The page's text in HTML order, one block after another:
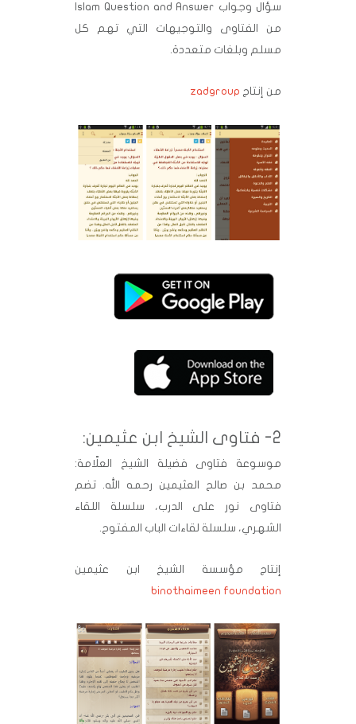
سؤال وجواب Islam Question and Answer
من الفتاوى والتوجيهات التي تهم كل
مسلم وبلغات متعددة.
من إنتاج zadgroup
2- فتاوى الشيخ ابن عثيمين:
موسوعة فتاوى فضيلة الشيخ العلّامة:
محمد بن صالح العثيمين رحمه الله. تضم
فتاوى نور على الدرب، سلسلة اللقاء
الشهري، سلسلة لقاءات الباب المفتوح.
إنتاج مؤسسة الشيخ ابن عثيمين
binothaimeen foundation